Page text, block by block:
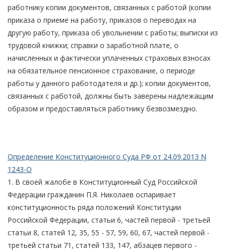
работнику копии документов, связанных с работой (копии
приказа о приеме на работу, приказов о переводах на
другую работу, приказа об увольнении с работы; выписки из
трудовой книжки; справки о заработной плате, о
начисленных и фактически уплаченных страховых взносах
на обязательное пенсионное страхование, о периоде
работы у данного работодателя и др.); копии документов,
связанных с работой, должны быть заверены надлежащим
образом и предоставляться работнику безвозмездно.
Определение Конституционного Суда РФ от 24.09.2013 N
1243-О
1. В своей жалобе в Конституционный Суд Российской
Федерации гражданин П.Я. Николаев оспаривает
конституционность ряда положений Конституции
Российской Федерации, статьи 6, частей первой - третьей
статьи 8, статей 12, 35, 55 - 57, 59, 60, 67, частей первой -
третьей статьи 71, статей 133, 147, абзацев первого -